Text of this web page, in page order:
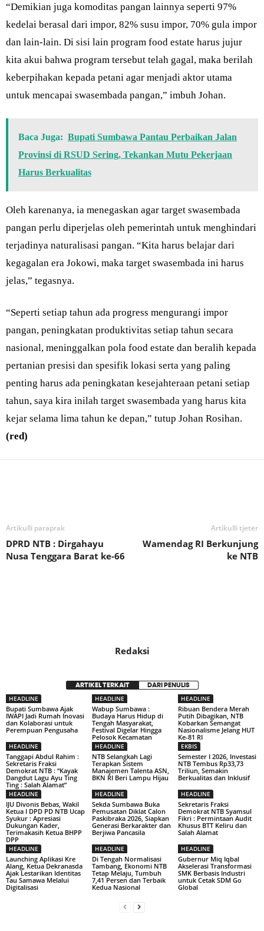
“Demikian juga komoditas pangan lainnya seperti 97%
kedelai berasal dari impor, 82% susu impor, 70% gula impor
dan lain-lain. Di sisi lain program food estate harus jujur
kita akui bahwa program tersebut telah gagal, maka berilah
keberpihakan kepada petani agar menjadi aktor utama
untuk mencapai swasembada pangan,” imbuh Johan.
Baca Juga: Bupati Sumbawa Pantau Perbaikan Jalan
Provinsi di RSUD Sering, Tekankan Mutu Pekerjaan
Harus Berkualitas
Oleh karenanya, ia menegaskan agar target swasembada
pangan perlu diperjelas oleh pemerintah untuk menghindari
terjadinya naturalisasi pangan. “Kita harus belajar dari
kegagalan era Jokowi, maka target swasembada ini harus
jelas,” tegasnya.
“Seperti setiap tahun ada progress mengurangi impor
pangan, peningkatan produktivitas setiap tahun secara
nasional, meninggalkan pola food estate dan beralih kepada
pertanian presisi dan spesifik lokasi serta yang paling
penting harus ada peningkatan kesejahteraan petani setiap
tahun, saya kira inilah target swasembada yang harus kita
kejar selama lima tahun ke depan,” tutup Johan Rosihan.
(red)
Artikulli paraprak
DPRD NTB : Dirgahayu
Nusa Tenggara Barat ke-66
Artikulli tjetër
Wamendag RI Berkunjung
ke NTB
Redaksi
ARTIKEL TERKAIT DARI PENULIS
HEADLINE
Bupati Sumbawa Ajak
IWAPI Jadi Rumah Inovasi
dan Kolaborasi untuk
Perempuan Pengusaha
HEADLINE
Wabup Sumbawa :
Budaya Harus Hidup di
Tengah Masyarakat,
Festival Digelar Hingga
Pelosok Kecamatan
HEADLINE
Ribuan Bendera Merah
Putih Dibagikan, NTB
Kobarkan Semangat
Nasionalisme Jelang HUT
Ke-81 RI
HEADLINE
Tanggapi Abdul Rahim :
Sekretaris Fraksi
Demokrat NTB : “Kayak
Dangdut Lagu Ayu Ting
Ting : Salah Alamat”
HEADLINE
NTB Selangkah Lagi
Terapkan Sistem
Manajemen Talenta ASN,
BKN RI Beri Lampu Hijau
EKBIS
Semester I 2026, Investasi
NTB Tembus Rp33,73
Triliun, Semakin
Berkualitas dan Inklusif
HEADLINE
IJU Divonis Bebas, Wakil
Ketua I DPD PD NTB Ucap
Syukur : Apresiasi
Dukungan Kader,
Terimakasih Ketua BHPP
DPP
HEADLINE
Sekda Sumbawa Buka
Pemusatan Diklat Calon
Paskibraka 2026, Siapkan
Generasi Berkarakter dan
Berjiwa Pancasila
HEADLINE
Sekretaris Fraksi
Demokrat NTB Syamsul
Fikri : Permintaan Audit
Khusus BTT Keliru dan
Salah Alamat
HEADLINE
Launching Aplikasi Kre
Alang, Ketua Dekranasda
Ajak Lestarikan Identitas
Tau Samawa Melalui
Digitalisasi
HEADLINE
Di Tengah Normalisasi
Tambang, Ekonomi NTB
Tetap Melaju, Tumbuh
7,41 Persen dan Terbaik
Kedua Nasional
HEADLINE
Gubernur Miq Iqbal
Akselerasi Transformasi
SMK Berbasis Industri
untuk Cetak SDM Go
Global